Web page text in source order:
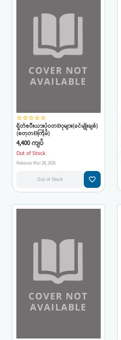
star_borderstar_borderstar_borderstar_borderstar_border
ရှိတ်စပီးယားပုံဝတÐုများ(ခင်မျိုးချစ်)
(စတုတÐကြိမ်)
4,400 ကျပ်
Out of Stock
Releases Mar 28, 2026
Out of Stock favorite_border